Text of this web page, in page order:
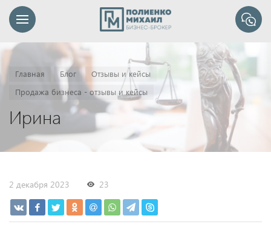
Главная Блог
Отзывы и кейсы
Продажа бизнеса - отзывы и кейсы
Ирина
2 декабря 2023 23